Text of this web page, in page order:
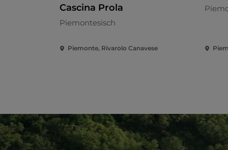
Cascina Prola
Piemontesisch
Piemonte, Rivarolo Canavese